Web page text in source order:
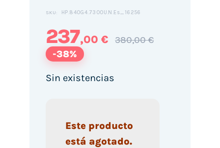
SKU: HP.840G4.7300U.N.Es_16256
237,00 € 380,00 €
-38%
Sin existencias
Este producto
está agotado.